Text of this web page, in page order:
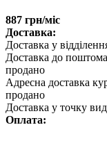
887 грн/міс
Доставка:
Доставка у
Доставка до
продано
Адресна доставка
продано
Доставка у точку
Оплата: